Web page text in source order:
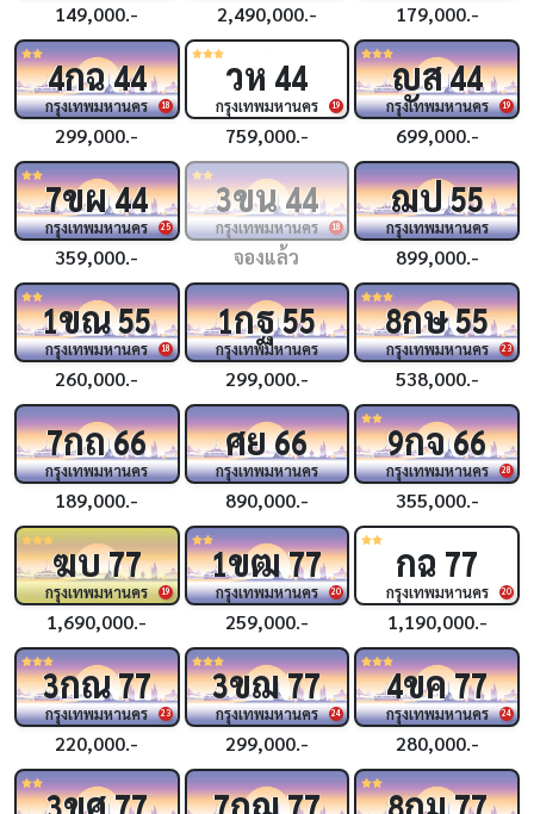
149,000.- 2,490,000.- 179,000.-
18
4กฉ44
กรุงเทพมหานคร
299,000.-
19
วห 44
กรุงเทพมหานคร
759,000.-
19
ญส44
กรุงเทพมหานคร
699,000.-
25
7ขผ44
กรุงเทพมหานคร
359,000.-
18
3ขน44
กรุงเทพมหานคร
จองแล้ว
ฌป55
กรุงเทพมหานคร
899,000.-
18
1ขณ55
กรุงเทพมหานคร
260,000.-
1กฐ55
กรุงเทพมหานคร
299,000.-
23
8กษ55
กรุงเทพมหานคร
538,000.-
7กถ66
กรุงเทพมหานคร
189,000.-
ศย66
กรุงเทพมหานคร
890,000.-
28
9กจ66
กรุงเทพมหานคร
355,000.-
19
ฆบ77
กรุงเทพมหานคร
1,690,000.-
20
1ขฒ77
กรุงเทพมหานคร
259,000.-
20
กฉ 77
กรุงเทพมหานคร
1,190,000.-
23
3กณ77
กรุงเทพมหานคร
220,000.-
24
3ขฌ77
กรุงเทพมหานคร
299,000.-
24
4ขค77
กรุงเทพมหานคร
280,000.-
ขศ กฌ กม